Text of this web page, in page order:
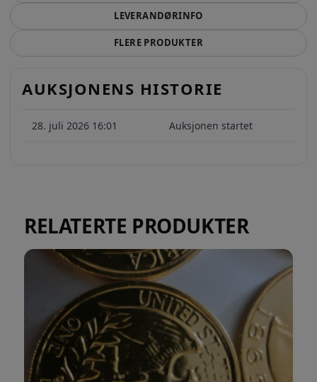
LEVERANDØRINFO
FLERE PRODUKTER
AUKSJONENS HISTORIE
28. juli 2026 16:01 Auksjonen startet
RELATERTE PRODUKTER